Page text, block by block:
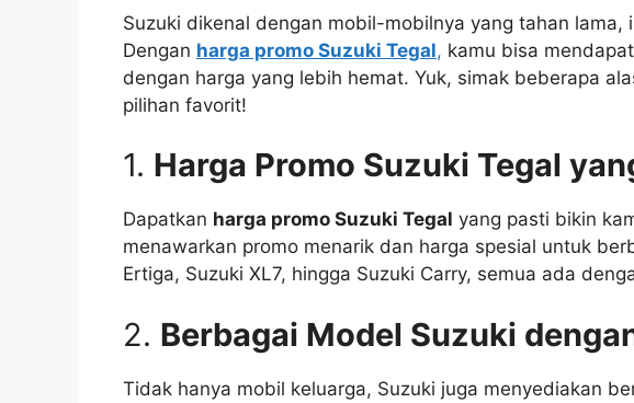
Suzuki dikenal dengan mobil-mobilnya yang tahan lama,
Dengan harga promo Suzuki Tegal, kamu bisa
dengan harga yang lebih hemat. Yuk, simak beberapa
pilihan favorit!
1. Harga Promo Suzuki Tegal
Dapatkan harga promo Suzuki Tegal yang pasti bikin
menawarkan promo menarik dan harga spesial untuk
Ertiga, Suzuki XL7, hingga Suzuki Carry, semua ada
2. Berbagai Model Suzuki
Tidak hanya mobil keluarga, Suzuki juga menyediakan